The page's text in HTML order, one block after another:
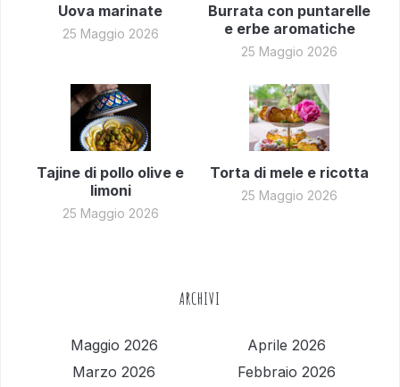
Uova marinate
25 Maggio 2026
Burrata con puntarelle
e erbe aromatiche
25 Maggio 2026
Tajine di pollo olive e
limoni
25 Maggio 2026
Torta di mele e ricotta
25 Maggio 2026
ARCHIVI
Maggio 2026
Aprile 2026
Marzo 2026
Febbraio 2026